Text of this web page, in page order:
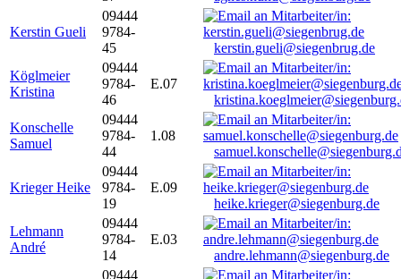
Kerstin Gueli
09444
9784-
45
kerstin.gueli@siegenbrug.de
Köglmeier
Kristina
09444
9784-
46
E.07
Konschelle
Samuel
09444
9784-
44
1.08
Krieger Heike
09444
9784-
19
E.09
heike.krieger@siegenburg.de
Lehmann
André
09444
9784-
14
E.03
andre.lehmann@siegenburg.de
09444